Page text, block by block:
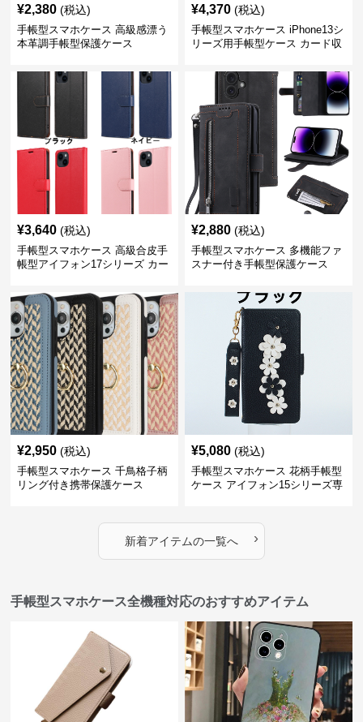
¥2,380 (税込)
手帳型スマホケース 高級感漂う
本革調手帳型保護ケース
¥4,370 (税込)
手帳型スマホケース iPhone13シ
リーズ用手帳型ケース カード収
¥3,640 (税込)
手帳型スマホケース 高級合皮手
帳型アイフォン17シリーズ カー
¥2,880 (税込)
手帳型スマホケース 多機能ファ
スナー付き手帳型保護ケース
¥2,950 (税込)
手帳型スマホケース 千鳥格子柄
リング付き携帯保護ケース
¥5,080 (税込)
手帳型スマホケース 花柄手帳型
ケース アイフォン15シリーズ専
新着アイテムの一覧へ ›
手帳型スマホケース全機種対応のおすすめアイテム